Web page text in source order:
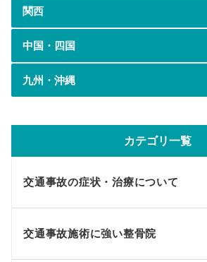
関西
中国・四国
九州・沖縄
カテゴリ一覧
交通事故の症状・治療について
交通事故施術に強い整骨院